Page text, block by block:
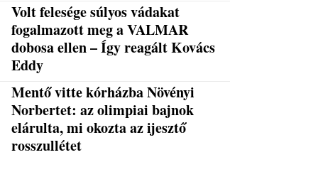
Volt felesége súlyos vádakat
fogalmazott meg a VALMAR
dobosa ellen – Így reagált Kovács
Eddy
Mentő vitte kórházba Növényi
Norbertet: az olimpiai bajnok
elárulta, mi okozta az ijesztő
rosszullétet